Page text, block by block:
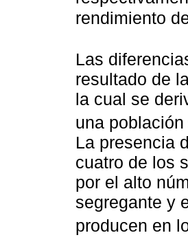
rendimiento
Las
resultado de
la cual se
una
La presencia
cuatro de los
por el alto
segregante y
producen en